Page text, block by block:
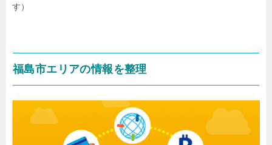
す）
福島市エリアの情報を整理